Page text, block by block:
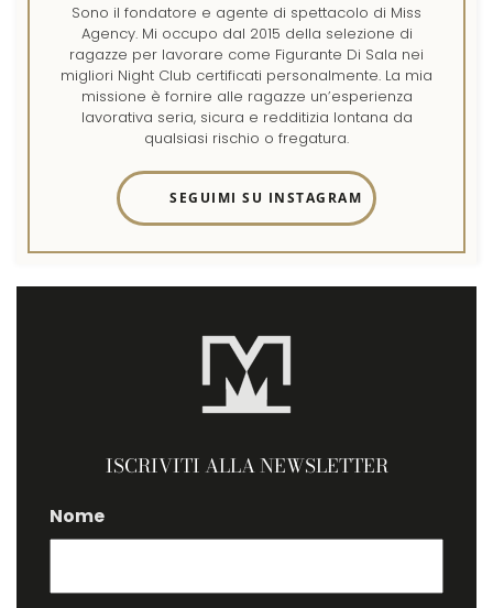
Sono il fondatore e agente di spettacolo di Miss
Agency. Mi occupo dal 2015 della selezione di
ragazze per lavorare come Figurante Di Sala nei
migliori Night Club certificati personalmente. La mia
missione è fornire alle ragazze un’esperienza
lavorativa seria, sicura e redditizia lontana da
qualsiasi rischio o fregatura.
SEGUIMI SU INSTAGRAM
ISCRIVITI ALLA NEWSLETTER
Nome